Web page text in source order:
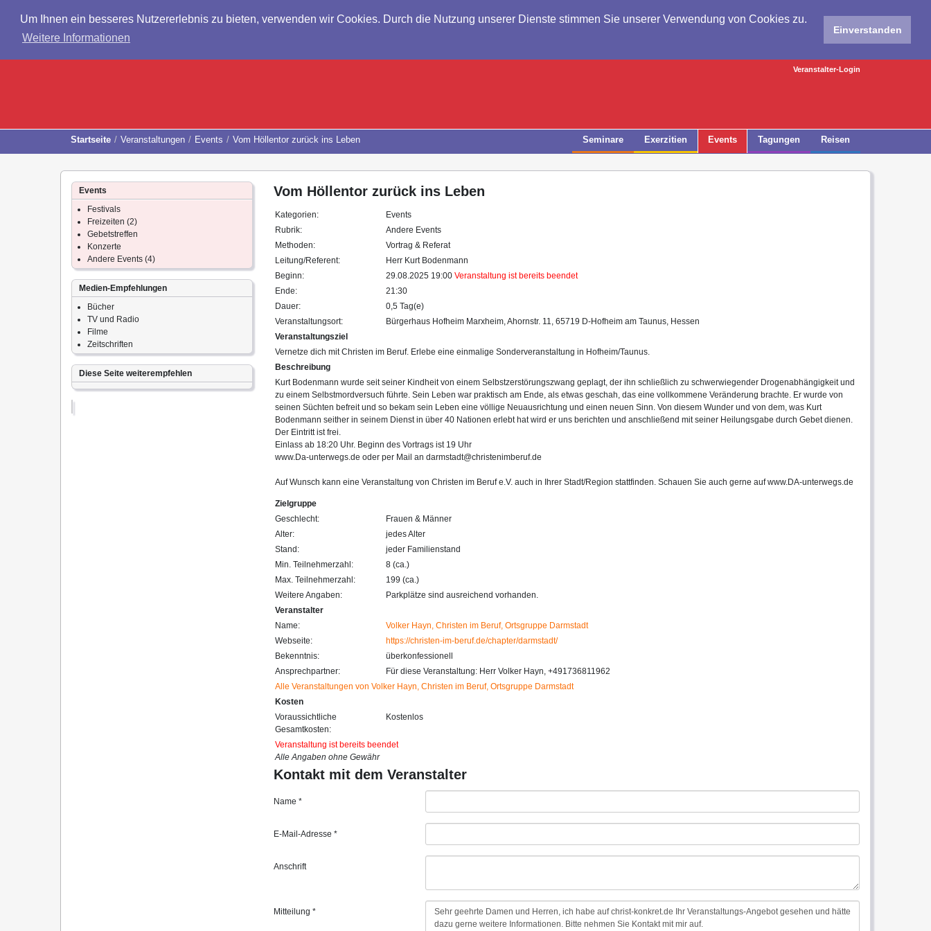
Um Ihnen ein besseres Nutzererlebnis zu bieten, verwenden wir Cookies. Durch die Nutzung unserer Dienste stimmen Sie unserer Verwendung von Cookies zu.
Weitere Informationen
Einverstanden
Veranstalter-Login
Startseite Veranstaltungen Events Vom Höllentor zurück ins Leben Seminare Exerzitien Events Tagungen Reisen
Vom Höllentor zurück ins Leben
Kategorien:
Events
Rubrik:
Andere Events
Methoden:
Vortrag & Referat
Leitung/Referent:
Herr Kurt Bodenmann
Beginn:
29.08.2025 19:00 Veranstaltung ist bereits beendet
Ende:
21:30
Dauer:
0,5 Tag(e)
Veranstaltungsort:
Bürgerhaus Hofheim Marxheim, Ahornstr. 11, 65719 D-Hofheim am Taunus, Hessen
Veranstaltungsziel
Vernetze dich mit Christen im Beruf. Erlebe eine einmalige Sonderveranstaltung in Hofheim/Taunus.
Beschreibung
Kurt Bodenmann wurde seit seiner Kindheit von einem Selbstzerstörungszwang geplagt, der ihn schließlich zu schwerwiegender Drogenabhängigkeit und
zu einem Selbstmordversuch führte. Sein Leben war praktisch am Ende, als etwas geschah, das eine vollkommene Veränderung brachte. Er wurde von
seinen Süchten befreit und so bekam sein Leben eine völlige Neuausrichtung und einen neuen Sinn. Von diesem Wunder und von dem, was Kurt
Bodenmann seither in seinem Dienst in über 40 Nationen erlebt hat wird er uns berichten und anschließend mit seiner Heilungsgabe durch Gebet dienen.
Der Eintritt ist frei.
Einlass ab 18:20 Uhr. Beginn des Vortrags ist 19 Uhr
www.Da-unterwegs.de oder per Mail an darmstadt@christenimberuf.de
Auf Wunsch kann eine Veranstaltung von Christen im Beruf e.V. auch in Ihrer Stadt/Region stattfinden. Schauen Sie auch gerne auf www.DA-unterwegs.de
Zielgruppe
Geschlecht:
Frauen & Männer
Alter:
jedes Alter
Stand:
jeder Familienstand
Min. Teilnehmerzahl:
8 (ca.)
Max. Teilnehmerzahl:
199 (ca.)
Weitere Angaben:
Parkplätze sind ausreichend vorhanden.
Veranstalter
Name:
Volker Hayn, Christen im Beruf, Ortsgruppe Darmstadt
Webseite:
https://christen-im-beruf.de/chapter/darmstadt/
Bekenntnis:
überkonfessionell
Ansprechpartner:
Für diese Veranstaltung: Herr Volker Hayn, +491736811962
Alle Veranstaltungen von Volker Hayn, Christen im Beruf, Ortsgruppe Darmstadt
Kosten
Voraussichtliche
Gesamtkosten:
Kostenlos
Veranstaltung ist bereits beendet
Alle Angaben ohne Gewähr
Kontakt mit dem Veranstalter
Name *
E-Mail-Adresse *
Anschrift
Mitteilung *
Events
Festivals
Freizeiten (2)
Gebetstreffen
Konzerte
Andere Events (4)
Medien-Empfehlungen
Bücher
TV und Radio
Filme
Zeitschriften
Diese Seite weiterempfehlen